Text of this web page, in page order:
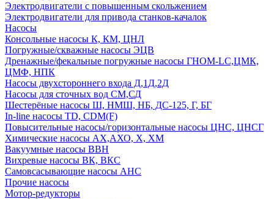
Электродвигатели с повышенным скольжением
Электродвигатели для привода станков-качалок
Насосы
Консольные насосы К, КМ, ЦНЛ
Погружные/скважные насосы ЭЦВ
Дренажные/фекальные погружные насосы ГНОМ-LC,ЦМК,
ЦМФ, НПК
Насосы двухстороннего входа Д,1Д,2Д
Насосы для сточных вод СМ,СД
Шестерёные насосы Ш, НМШ, НБ, ДС-125, Г, БГ
In-line насосы TD, CDM(F)
Повысительные насосы/горизонтальные насосы ЦНС, ЦНСГ
Химические насосы АХ,АХО, Х, ХМ
Вакуумные насосы ВВН
Вихревые насосы ВК, ВКС
Самовсасывающие насосы АНС
Прочие насосы
Мотор-редукторы